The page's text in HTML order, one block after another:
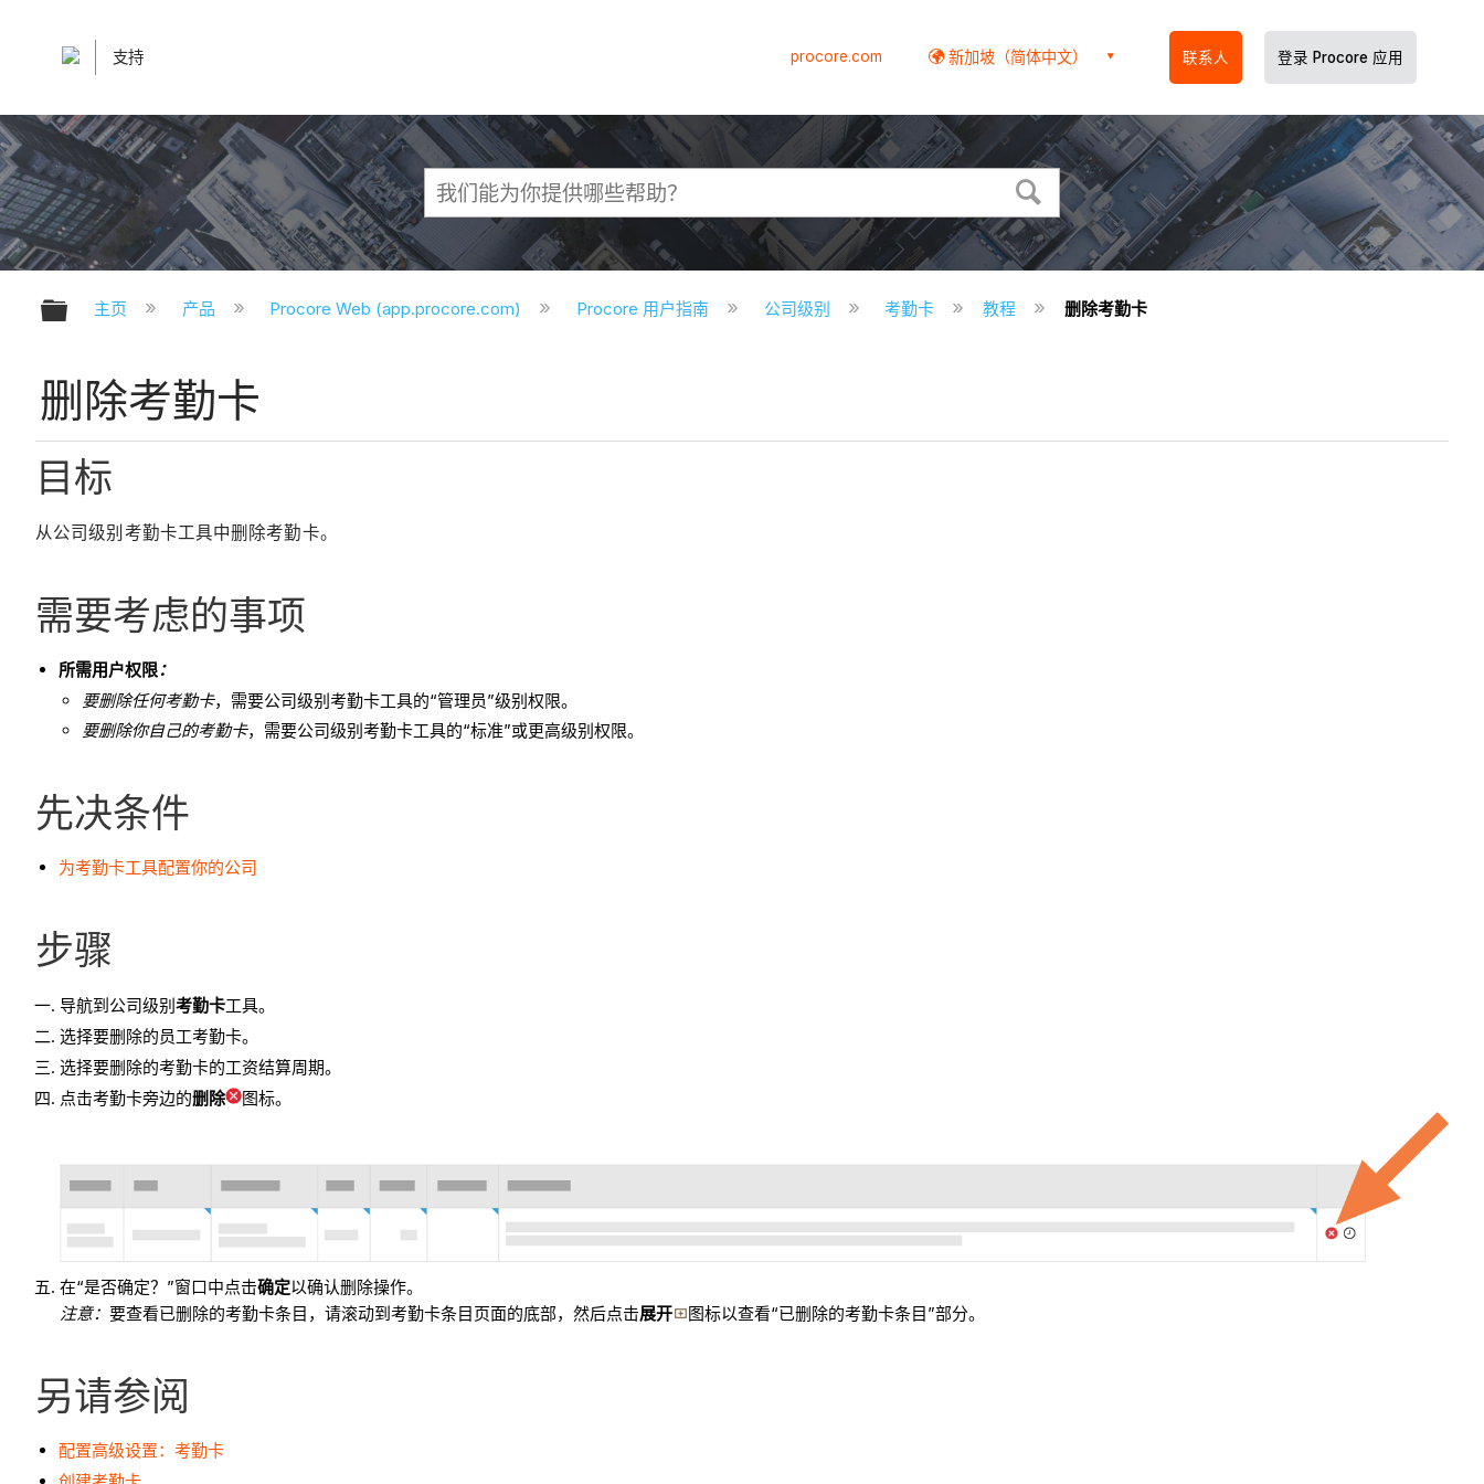
支持 procore.com 新加坡（简体中文） 联系人 登录 Procore 应用
扩展/隐缩全局层次
主页 产品 Procore Web (app.procore.com) Procore 用户指南 公司级别 考勤卡 教程 删除考勤卡
删除考勤卡
目标
从公司级别考勤卡工具中删除考勤卡。
需要考虑的事项
所需用户权限：
要删除任何考勤卡，需要公司级别考勤卡工具的“管理员”级别权限。
要删除你自己的考勤卡，需要公司级别考勤卡工具的“标准”或更高级别权限。
先决条件
为考勤卡工具配置你的公司
步骤
导航到公司级别考勤卡工具。
选择要删除的员工考勤卡。
选择要删除的考勤卡的工资结算周期。
点击考勤卡旁边的删除 图标。
在“是否确定？”窗口中点击确定以确认删除操作。
注意：要查看已删除的考勤卡条目，请滚动到考勤卡条目页面的底部，然后点击展开 图标以查看“已删除的考勤卡条目”部分。
另请参阅
配置高级设置：考勤卡